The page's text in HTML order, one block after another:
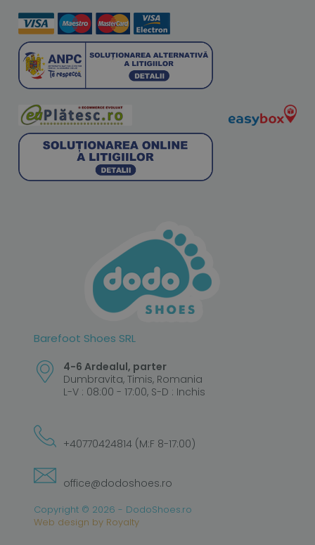
Barefoot Shoes SRL
4-6 Ardealul, parter
Dumbravita, Timis, Romania
L-V : 08:00 - 17:00, S-D : Inchis
+40770424814 (M:F 8-17:00)
office@dodoshoes.ro
Copyright © 2026 - DodoShoes.ro
Web design by Royalty